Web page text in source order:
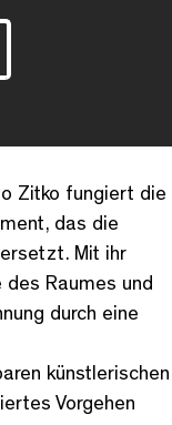
Zitko fungiert die
das die
Mit ihr
Raumes und
durch eine
künstlerischen
Vorgehen